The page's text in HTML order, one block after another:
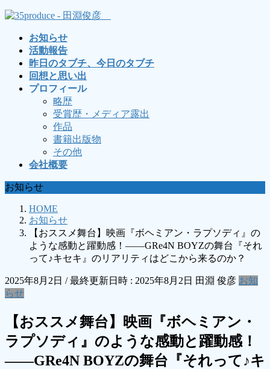
コ
ナ
お知らせ
活動報告
昨日のタブチ、今日のタブチ
回想と思い出
プロフィール
略歴
受賞歴・メディア露出
作品
書籍出版物
その他
会社概要
お知らせ
HOME
お知らせ
【おススメ舞台】映画『ボヘミアン・ラプソディ』の
ような感動と躍動感！――GRe4N BOYZの舞台『それ
って♪キセキ』のリアリティはどこから来るのか？
2025年8月2日 / 最終更新日時 : 2025年8月2日 田淵 俊彦 お知
らせ
【おススメ舞台】映画『ボヘミアン・
ラプソディ』のような感動と躍動感！
――GRe4N BOYZの舞台『それって♪キ